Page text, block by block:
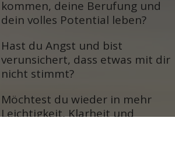
kommen, deine Berufung und
dein volles Potential leben?
Hast du Angst und bist
verunsichert, dass etwas mit dir
nicht stimmt?
Möchtest du wieder in mehr
Leichtigkeit, Klarheit und